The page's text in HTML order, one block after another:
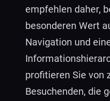
empfehlen daher,
besonderen Wert
Navigation und
profitieren Sie von
Besuchenden, die